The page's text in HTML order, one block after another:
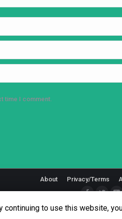
time I comment.
About Privacy/Terms
© Copyright 2018 -
to use this website,